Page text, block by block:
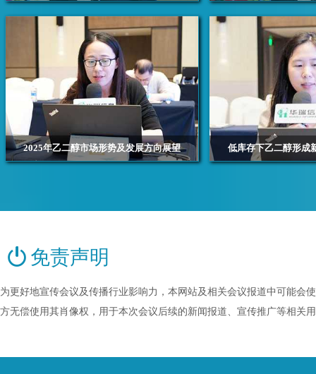
浙江前程石化股份有限公司 严明丽 浙江华瑞信息资讯股份有限
2025年乙二醇市场形势及发展方向展望
浙江华瑞信息资讯股份有限公司 资深分析师 施佳平
低库存下乙二醇形成
浙江华瑞信息资讯股份有限
免责声明
为更好地宣传会议及传播行业影响力，本网站及相关会议报道中可能会
方无偿使用其肖像权，用于本次会议后续的新闻报道、宣传推广等相关